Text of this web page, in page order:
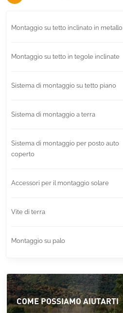
Montaggio su tetto inclinato in metallo
Montaggio su tetto in tegole inclinate
Sistema di montaggio su tetto piano
Sistema di montaggio a terra
Sistema di montaggio per posto auto
coperto
Accessori per il montaggio solare
Vite di terra
Montaggio su palo
COME POSSIAMO AIUTARTI